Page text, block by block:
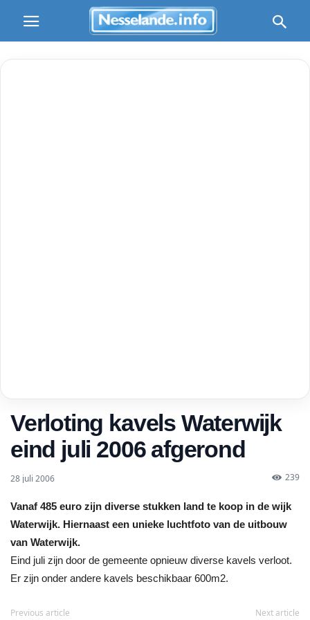
Verloting kavels Waterwijk
eind juli 2006 afgerond
28 juli 2006 239
Vanaf 485 euro zijn diverse stukken land te koop in de wijk
Waterwijk. Hiernaast een unieke luchtfoto van de uitbouw
van Waterwijk.
Eind juli zijn door de gemeente opnieuw diverse kavels verloot.
Er zijn onder andere kavels beschikbaar 600m2.
Previous article Next article